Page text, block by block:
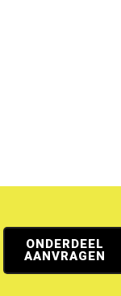
ONDERDEEL
AANVRAGEN